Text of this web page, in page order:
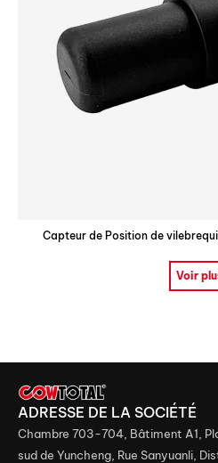
Capteur de Position de
Voir
ADRESSE DE LA SOCIÉTÉ
Chambre 703-704, Bâtiment A1,
sud de Yuncheng, Rue Sanyuanli,